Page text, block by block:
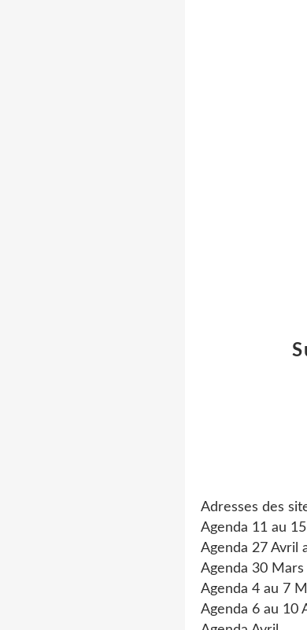
Adresses des
Agenda 11 au
Agenda 27 Avril
Agenda 30 Mars
Agenda 4 au 7
Agenda 6 au 10